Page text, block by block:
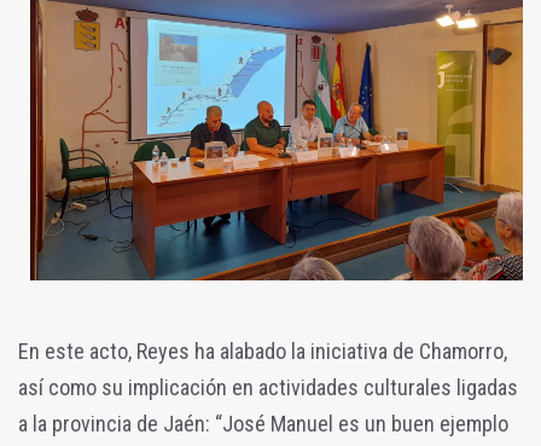
En este acto, Reyes ha alabado la iniciativa de Chamorro,
así como su implicación en actividades culturales ligadas
a la provincia de Jaén: “José Manuel es un buen ejemplo